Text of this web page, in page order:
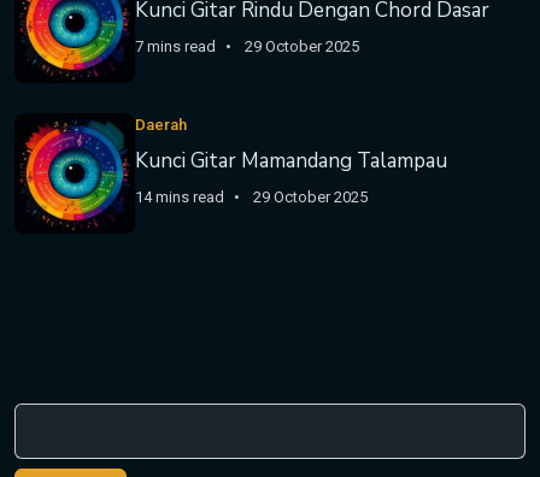
Kunci Gitar Rindu Dengan Chord Dasar
7 mins read 29 October 2025
Daerah
Kunci Gitar Mamandang Talampau
14 mins read 29 October 2025